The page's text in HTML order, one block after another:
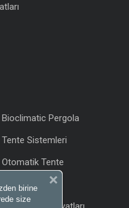
Bioclimatic Pergola
Tente Sistemleri
Otomatik Tente
Motorlu Tente
birine
size